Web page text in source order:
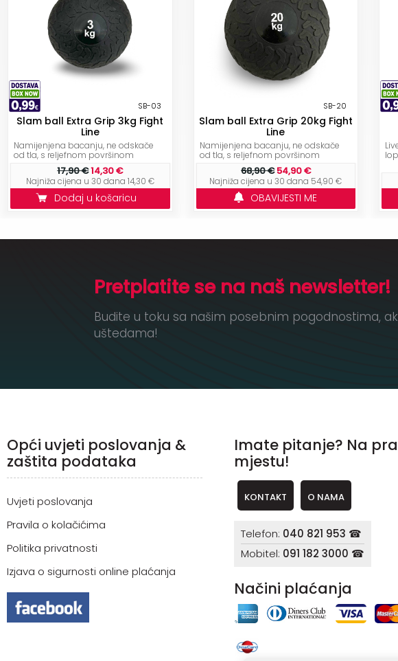
SB-03
Slam ball Extra Grip 3kg Fight
Line
Namijenjena bacanju, ne odskače
od tla, s reljefnom površinom
17,90 €14,30 €
Najniža cijena u 30 dana 14,30 €
Dodaj u košaricu
SB-20
Slam ball Extra Grip 20kg Fight
Line
Namijenjena bacanju, ne odskače
od tla, s reljefnom površinom
68,90 €54,90 €
Najniža cijena u 30 dana 54,90 €
OBAVIJESTI ME
Pretplatite se na naš newsletter!
Budite u toku sa našim posebnim pogodnostima,
uštedama!
Opći uvjeti poslovanja &
zaštita podataka
Uvjeti poslovanja
Pravila o kolačićima
Politika privatnosti
Izjava o sigurnosti online plaćanja
Imate pitanje? Na
mjestu!
KONTAKT O NAMA
Telefon: 040 821 953 ☎
Mobitel: 091 182 3000 ☎
Načini plaćanja